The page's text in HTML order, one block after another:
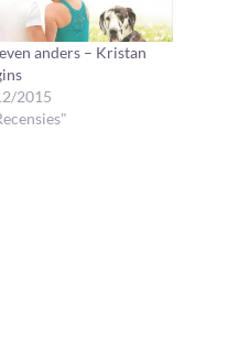
anders – Kristan
2015